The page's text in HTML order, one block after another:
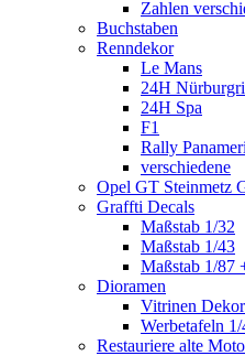
Zahlen
Buchstaben
Renndekor
Le Mans
24H
24H Spa
F1
Rally
verschiedene
Opel GT Steinmetz
Graffti Decals
Maßstab 1/32
Maßstab 1/43
Maßstab 1/87
Dioramen
Vitrinen
Werbetafeln
Restauriere alte